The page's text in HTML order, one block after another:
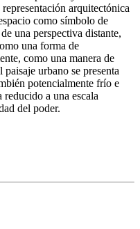
arquitectónica
como símbolo de
una perspectiva distante,
una forma de
como una manera de
urbano se presenta
potencialmente frío e
a una escala
del poder.